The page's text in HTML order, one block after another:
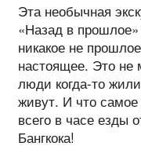
Эта необычная
«Назад в
никакое не
настоящее. Это не
люди когда-то
живут. И что
всего в часе езды
Бангкока!